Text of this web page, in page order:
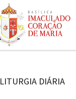
LITURGIA DIÁRIA